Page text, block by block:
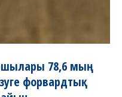
78,6 мың
форвардтық